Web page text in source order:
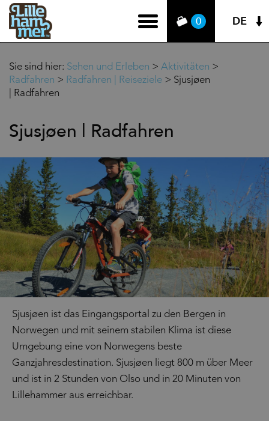
0 DE
Sie sind hier: Sehen und Erleben > Aktivitäten >
Radfahren > Radfahren | Reiseziele > Sjusjøen
| Radfahren
Sjusjøen | Radfahren
Sjusjøen ist das Eingangsportal zu den Bergen in
Norwegen und mit seinem stabilen Klima ist diese
Umgebung eine von Norwegens beste
Ganzjahresdestination. Sjusjøen liegt 800 m über Meer
und ist in 2 Stunden von Olso und in 20 Minuten von
Lillehammer aus erreichbar.